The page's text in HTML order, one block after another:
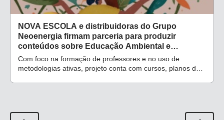
NOVA ESCOLA e distribuidoras do Grupo
Neoenergia firmam parceria para produzir
conteúdos sobre Educação Ambiental e
eficiência energética
Com foco na formação de professores e no uso de
metodologias ativas, projeto conta com cursos, planos de